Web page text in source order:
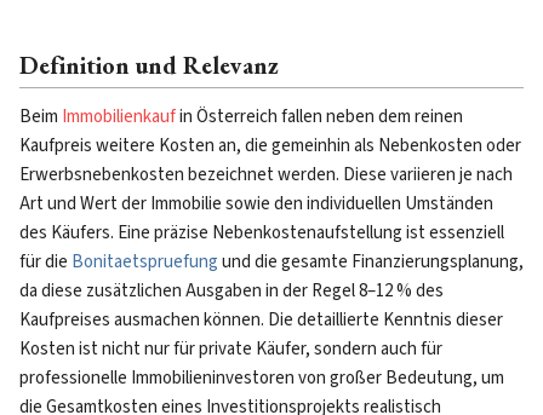
Definition und Relevanz
Beim Immobilienkaufin Österreich fallen neben dem reinen
Kaufpreis weitere Kosten an, die gemeinhin als Nebenkosten oder
Erwerbsnebenkosten bezeichnet werden. Diese variieren je nach
Art und Wert der Immobilie sowie den individuellen Umständen
des Käufers. Eine präzise Nebenkostenaufstellung ist essenziell
für die Bonitaetspruefungund die gesamte Finanzierungsplanung,
da diese zusätzlichen Ausgaben in der Regel 8–12 % des
Kaufpreises ausmachen können. Die detaillierte Kenntnis dieser
Kosten ist nicht nur für private Käufer, sondern auch für
professionelle Immobilieninvestoren von großer Bedeutung, um
die Gesamtkosten eines Investitionsprojekts realistisch